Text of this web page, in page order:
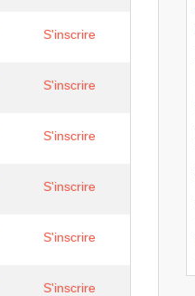
S'inscrire
S'inscrire
S'inscrire
S'inscrire
S'inscrire
S'inscrire